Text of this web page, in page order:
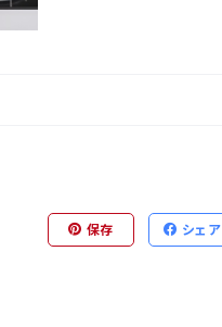
保存 シェア